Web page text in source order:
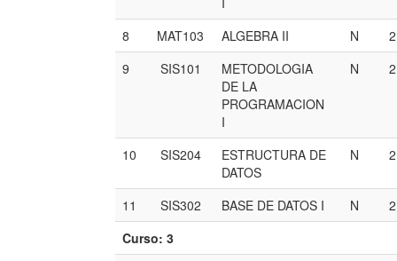
8 MAT103 ALGEBRA II N
9
SIS101
METODOLOGIA
DE LA
PROGRAMACION
I
N
10 SIS204
ESTRUCTURA DE
DATOS
N
11 SIS302 BASE DE DATOS I N
Curso: 3